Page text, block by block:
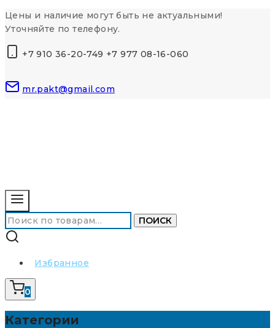
Перейти
к
Цены и наличие могут быть не актуальными!
Уточняйте по телефону.
+7 910 36-20-749 +7 977 08-16-060
mr.pakt@gmail.com
Искать: ПОИСК
Избранное
0
Категории